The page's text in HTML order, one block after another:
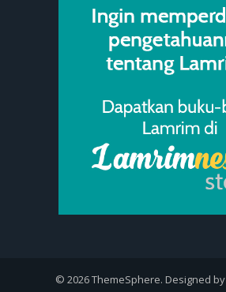
© 2026 ThemeSphere. Designed by